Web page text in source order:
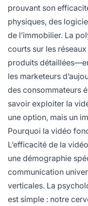
prouvant son
physiques, des
de l’immobilier. La
courts sur les
produits
les marketeurs
des consommateurs
savoir exploiter la
une option, mais un
Pourquoi la vidéo
L’efficacité de la
une démographie
communication
verticales. La
est simple : notre